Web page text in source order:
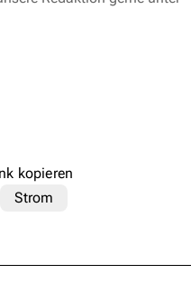
kopieren
Strom